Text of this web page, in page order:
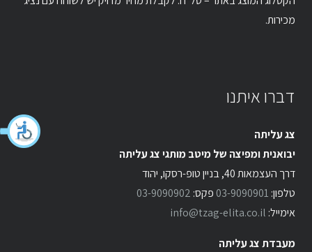
מכירות.
דברו איתנו
צג עליתה
יבואנית ומפיצה של מיטב מותגי צג עליתה
דרך העצמאות 40, בניין טופ-רסקו, יהוד
טלפון: 03-9090901 פקס: 03-9090902
אימייל: info@tzag-elita.co.il
מעבדת צג עליתה